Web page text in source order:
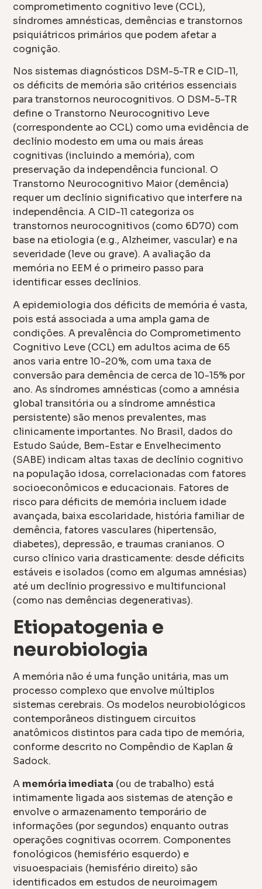
comprometimento cognitivo leve (CCL),
síndromes amnésticas, demências e transtornos
psiquiátricos primários que podem afetar a
cognição.
Nos sistemas diagnósticos DSM-5-TR e CID-11,
os déficits de memória são critérios essenciais
para transtornos neurocognitivos. O DSM-5-TR
define o Transtorno Neurocognitivo Leve
(correspondente ao CCL) como uma evidência de
declínio modesto em uma ou mais áreas
cognitivas (incluindo a memória), com
preservação da independência funcional. O
Transtorno Neurocognitivo Maior (demência)
requer um declínio significativo que interfere na
independência. A CID-11 categoriza os
transtornos neurocognitivos (como 6D70) com
base na etiologia (e.g., Alzheimer, vascular) e na
severidade (leve ou grave). A avaliação da
memória no EEM é o primeiro passo para
identificar esses declínios.
A epidemiologia dos déficits de memória é vasta,
pois está associada a uma ampla gama de
condições. A prevalência do Comprometimento
Cognitivo Leve (CCL) em adultos acima de 65
anos varia entre 10-20%, com uma taxa de
conversão para demência de cerca de 10-15% por
ano. As síndromes amnésticas (como a amnésia
global transitória ou a síndrome amnéstica
persistente) são menos prevalentes, mas
clinicamente importantes. No Brasil, dados do
Estudo Saúde, Bem-Estar e Envelhecimento
(SABE) indicam altas taxas de declínio cognitivo
na população idosa, correlacionadas com fatores
socioeconômicos e educacionais. Fatores de
risco para déficits de memória incluem idade
avançada, baixa escolaridade, história familiar de
demência, fatores vasculares (hipertensão,
diabetes), depressão, e traumas cranianos. O
curso clínico varia drasticamente: desde déficits
estáveis e isolados (como em algumas amnésias)
até um declínio progressivo e multifuncional
(como nas demências degenerativas).
Etiopatogenia e
neurobiologia
A memória não é uma função unitária, mas um
processo complexo que envolve múltiplos
sistemas cerebrais. Os modelos neurobiológicos
contemporâneos distinguem circuitos
anatômicos distintos para cada tipo de memória,
conforme descrito no Compêndio de Kaplan &
Sadock.
A memória imediata (ou de trabalho) está
intimamente ligada aos sistemas de atenção e
envolve o armazenamento temporário de
informações (por segundos) enquanto outras
operações cognitivas ocorrem. Componentes
fonológicos (hemisfério esquerdo) e
visuoespaciais (hemisfério direito) são
identificados em estudos de neuroimagem